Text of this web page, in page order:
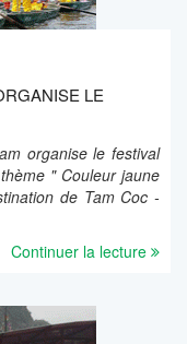
LE
organise le festival
" Couleur jaune
de Tam Coc -
Continuer la lecture